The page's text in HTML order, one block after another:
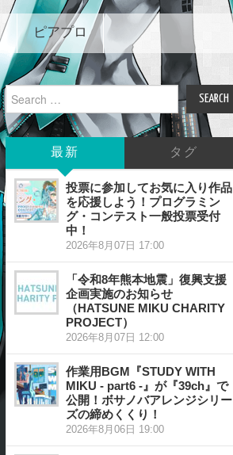
ピアプロ
Search
for:
最新 タグ
投票に参加してお気に入り作品
を応援しよう！プログラミン
グ・コンテスト一般投票受付
中！
2026年8月07日 17:00
「令和8年熊本地震」復興支援
企画実施のお知らせ
（HATSUNE MIKU CHARITY
PROJECT）
2026年8月07日 12:00
作業用BGM『STUDY WITH
MIKU - part6 -』が『39ch』で
公開！ボサノバアレンジシリー
ズの締めくくり！
2026年8月06日 19:00